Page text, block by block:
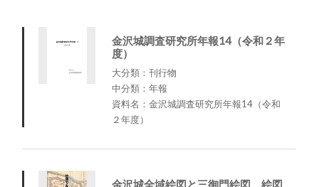
金沢城調査研究所年報14（令和２年
度）
大分類：刊行物
中分類：年報
資料名：金沢城調査研究所年報14（令和
２年度）
金沢城全域絵図と三御門絵図 絵図